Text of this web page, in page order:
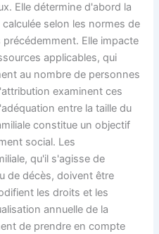
Elle détermine d'abord la
selon les normes de
Elle impacte
applicables, qui
au nombre de personnes
examinent ces
entre la taille du
constitue un objectif
social. Les
qu'il s'agisse de
de décès, doivent être
les droits et les
annuelle de la
de prendre en compte